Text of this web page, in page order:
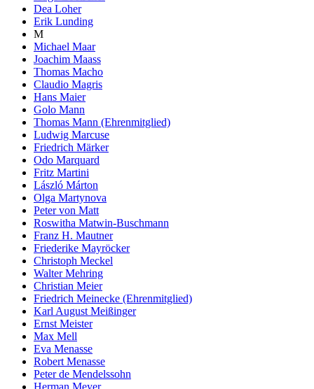
Dea Loher
Erik Lunding
M
Michael Maar
Joachim Maass
Thomas Macho
Claudio Magris
Hans Maier
Golo Mann
Thomas Mann (Ehrenmitglied)
Ludwig Marcuse
Friedrich Märker
Odo Marquard
Fritz Martini
László Márton
Olga Martynova
Peter von Matt
Roswitha Matwin-Buschmann
Franz H. Mautner
Friederike Mayröcker
Christoph Meckel
Walter Mehring
Christian Meier
Friedrich Meinecke (Ehrenmitglied)
Karl August Meißinger
Ernst Meister
Max Mell
Eva Menasse
Robert Menasse
Peter de Mendelssohn
Herman Meyer